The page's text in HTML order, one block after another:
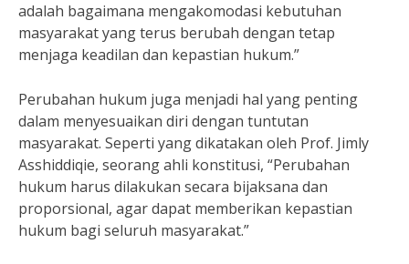
adalah bagaimana mengakomodasi kebutuhan
masyarakat yang terus berubah dengan tetap
menjaga keadilan dan kepastian hukum.”
Perubahan hukum juga menjadi hal yang penting
dalam menyesuaikan diri dengan tuntutan
masyarakat. Seperti yang dikatakan oleh Prof. Jimly
Asshiddiqie, seorang ahli konstitusi, “Perubahan
hukum harus dilakukan secara bijaksana dan
proporsional, agar dapat memberikan kepastian
hukum bagi seluruh masyarakat.”